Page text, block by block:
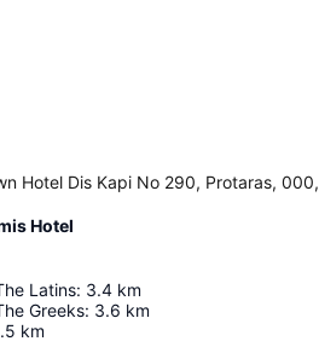
Hotel Dis Kapi No 290, Protaras, 000,
Hotel
Latins: 3.4 km
Greeks: 3.6 km
km